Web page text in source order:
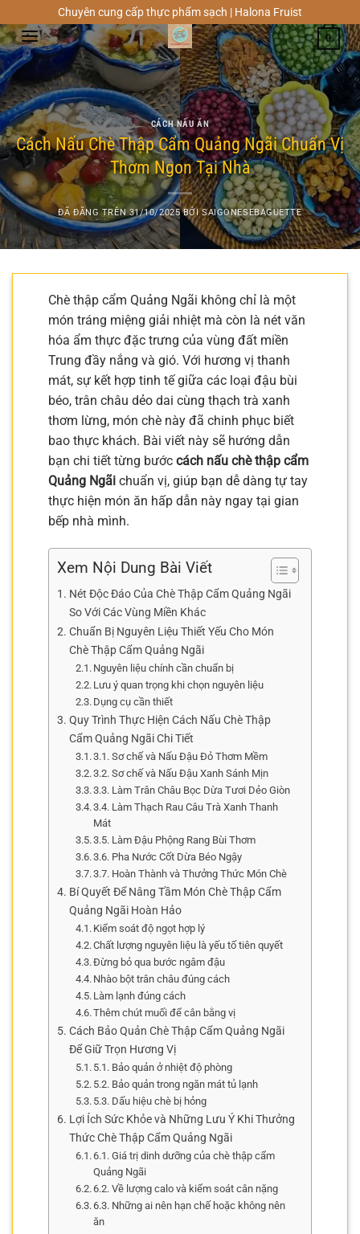
đến
nội
dung
Chuyên cung cấp thực phẩm sạch | Halona Fruist
0
CÁCH NẤU ĂN
Cách Nấu Chè Thập Cẩm Quảng Ngãi Chuẩn Vị
Thơm Ngon Tại Nhà
ĐÃ ĐĂNG TRÊN31/10/2025 BỞISAIGONESEBAGUETTE
Chè thập cẩm Quảng Ngãi không chỉ là một
món tráng miệng giải nhiệt mà còn là nét văn
hóa ẩm thực đặc trưng của vùng đất miền
Trung đầy nắng và gió. Với hương vị thanh
mát, sự kết hợp tinh tế giữa các loại đậu bùi
béo, trân châu dẻo dai cùng thạch trà xanh
thơm lừng, món chè này đã chinh phục biết
bao thực khách. Bài viết này sẽ hướng dẫn
bạn chi tiết từng bước cách nấu chè thập cẩm
Quảng Ngãi chuẩn vị, giúp bạn dễ dàng tự tay
thực hiện món ăn hấp dẫn này ngay tại gian
bếp nhà mình.
Xem Nội Dung Bài Viết
Nét Độc Đáo Của Chè Thập Cẩm Quảng Ngãi
So Với Các Vùng Miền Khác
Chuẩn Bị Nguyên Liệu Thiết Yếu Cho Món
Chè Thập Cẩm Quảng Ngãi
Nguyên liệu chính cần chuẩn bị
Lưu ý quan trọng khi chọn nguyên liệu
Dụng cụ cần thiết
Quy Trình Thực Hiện Cách Nấu Chè Thập
Cẩm Quảng Ngãi Chi Tiết
3.1. Sơ chế và Nấu Đậu Đỏ Thơm Mềm
3.2. Sơ chế và Nấu Đậu Xanh Sánh Mịn
3.3. Làm Trân Châu Bọc Dừa Tươi Dẻo Giòn
3.4. Làm Thạch Rau Câu Trà Xanh Thanh
Mát
3.5. Làm Đậu Phộng Rang Bùi Thơm
3.6. Pha Nước Cốt Dừa Béo Ngậy
3.7. Hoàn Thành và Thưởng Thức Món Chè
Bí Quyết Để Nâng Tầm Món Chè Thập Cẩm
Quảng Ngãi Hoàn Hảo
Kiểm soát độ ngọt hợp lý
Chất lượng nguyên liệu là yếu tố tiên quyết
Đừng bỏ qua bước ngâm đậu
Nhào bột trân châu đúng cách
Làm lạnh đúng cách
Thêm chút muối để cân bằng vị
Cách Bảo Quản Chè Thập Cẩm Quảng Ngãi
Để Giữ Trọn Hương Vị
5.1. Bảo quản ở nhiệt độ phòng
5.2. Bảo quản trong ngăn mát tủ lạnh
5.3. Dấu hiệu chè bị hỏng
Lợi Ích Sức Khỏe và Những Lưu Ý Khi Thưởng
Thức Chè Thập Cẩm Quảng Ngãi
6.1. Giá trị dinh dưỡng của chè thập cẩm
Quảng Ngãi
6.2. Về lượng calo và kiểm soát cân nặng
6.3. Những ai nên hạn chế hoặc không nên
ăn